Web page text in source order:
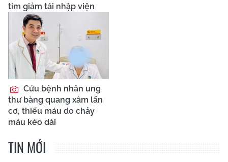
tim giảm tái nhập viện
Cứu bệnh nhân ung
thư bàng quang xâm lấn
cơ, thiếu máu do chảy
máu kéo dài
TIN MỚI